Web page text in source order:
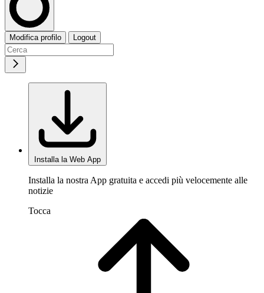
Modifica profilo Logout
Installa la Web App
Installa la nostra App gratuita e accedi più velocemente alle
notizie
Tocca